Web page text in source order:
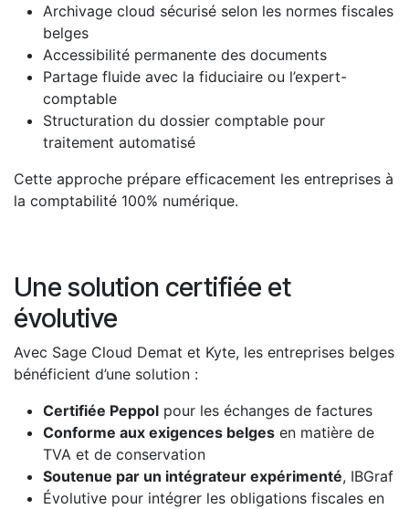
Archivage cloud sécurisé selon les normes fiscales
belges
Accessibilité permanente des documents
Partage fluide avec la fiduciaire ou l’expert-
comptable
Structuration du dossier comptable pour
traitement automatisé
Cette approche prépare efficacement les entreprises à
la comptabilité 100% numérique.
Une solution certifiée et
évolutive
Avec Sage Cloud Demat et Kyte, les entreprises belges
bénéficient d’une solution :
Certifiée Peppol pour les échanges de factures
Conforme aux exigences belges en matière de
TVA et de conservation
Soutenue par un intégrateur expérimenté, IBGraf
Évolutive pour intégrer les obligations fiscales en